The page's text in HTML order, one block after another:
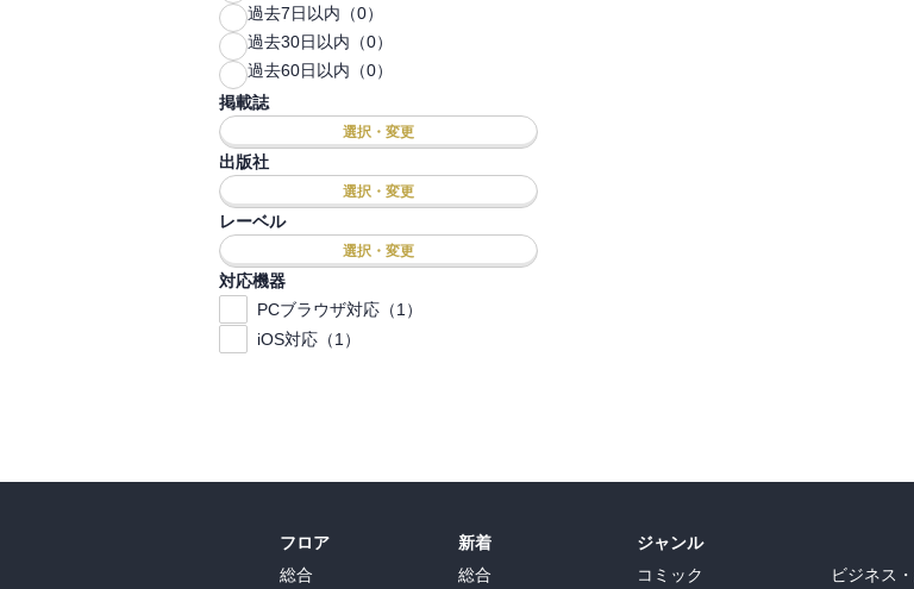
過去7日以内（0）
過去30日以内（0）
過去60日以内（0）
掲載誌
選択・変更
出版社
選択・変更
レーベル
選択・変更
対応機器
PCブラウザ対応（1）
iOS対応（1）
フロア
総合
新着
総合
ジャンル
コミック
ビジネス